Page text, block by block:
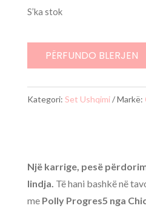
S’ka stok
PËRFUNDO BLERJEN
Kategori: Set Ushqimi Markë:
Një karrige, pesë
lindja. Të hani bashkë në
me Polly Progres5 nga